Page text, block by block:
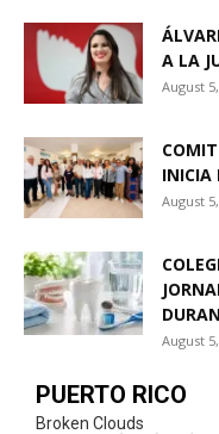
A LA
August
INICIA
August
August
PUERTO RICO
Broken Clouds